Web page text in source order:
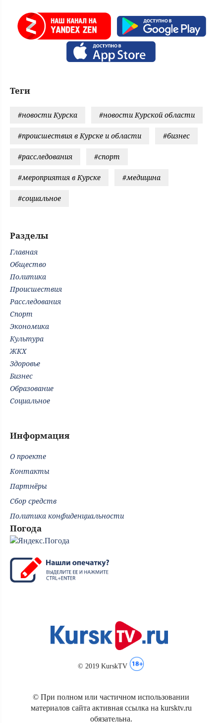
Теги
#новости Курска #новости Курской области
#происшествия в Курске и области #бизнес
#расследования #спорт
#мероприятия в Курске #медицина
#социальное
Разделы
Главная
Общество
Политика
Происшествия
Расследования
Спорт
Экономика
Культура
ЖКХ
Здоровье
Бизнес
Образование
Социальное
Информация
О проекте
Контакты
Партнёры
Сбор средств
Политика конфиденциальности
Погода
© 2019 KurskTV
© При полном или частичном использовании
материалов сайта активная ссылка на kursktv.ru
обязательна.